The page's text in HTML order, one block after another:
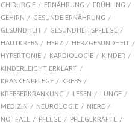
CHIRURGIE
ERNÄHRUNG
FRÜHLING
GEHIRN
GESUNDE ERNÄHRUNG
GESUNDHEIT
GESUNDHEITSPFLEGE
HAUTKREBS
HERZ
HERZGESUNDHEIT
HYPERTONIE
KARDIOLOGIE
KINDER
KINDERLEICHT ERKLÄRT
KRANKENPFLEGE
KREBS
KREBSERKRANKUNG
LESEN
LUNGE
MEDIZIN
NEUROLOGIE
NIERE
NOTFALL
PFLEGE
PFLEGEKRÄFTE